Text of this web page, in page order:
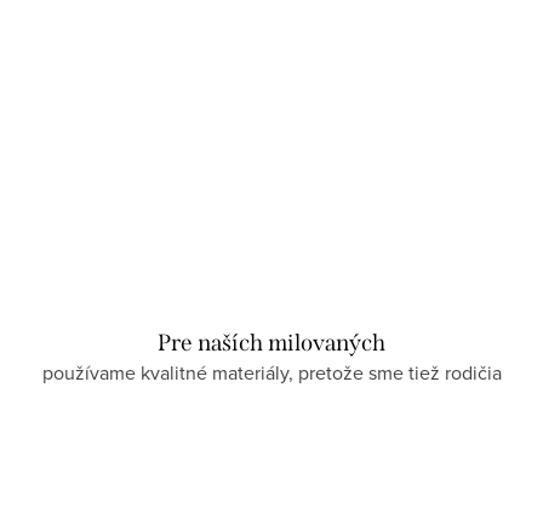
Pre naších milovaných
používame kvalitné materiály, pretože sme tiež rodičia